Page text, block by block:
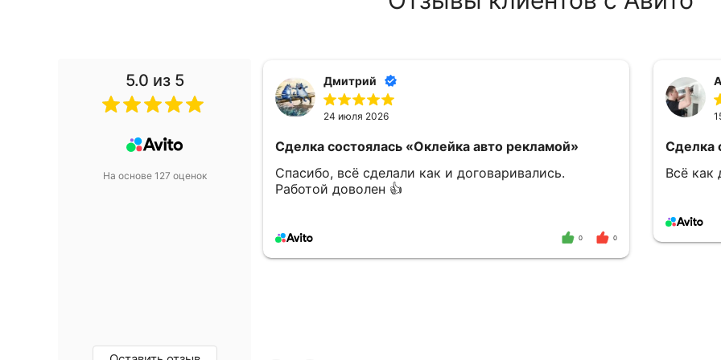
5.0 из 5
На основе 127 оценок
«Оклейка авто рекламой»
как и договаривались.
Алексей
15 июля 2026
Сделка состоялась «Оклейка авто рекламой»
Всё как договорились!
Сделка